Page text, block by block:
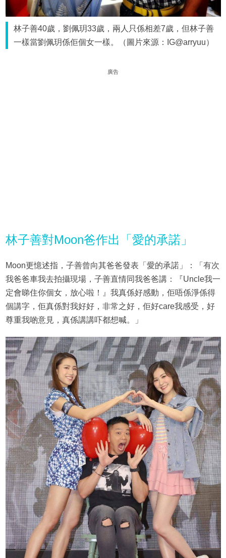
林子善40歲，劉佩玥33歲，兩人只係相差7歲，但林子善
一樣當劉佩玥係佢個女一樣。（圖片來源：IG@arryuu）
廣告
林子善對Moon爸作出「愛的承諾」
Moon更憶述指，子善曾向其爸爸發表「愛的承諾」：「有次
我爸爸車我去拍攝現場，子善直情同我爸爸講：『Uncle我一
定會睇住你個女，放心啦！』我真係好感動，佢唔係淨係得
個講字，佢真係對我好好，非常之好，佢好care我感受，好
尊重我啲意見，真係講講吓都想喊。」